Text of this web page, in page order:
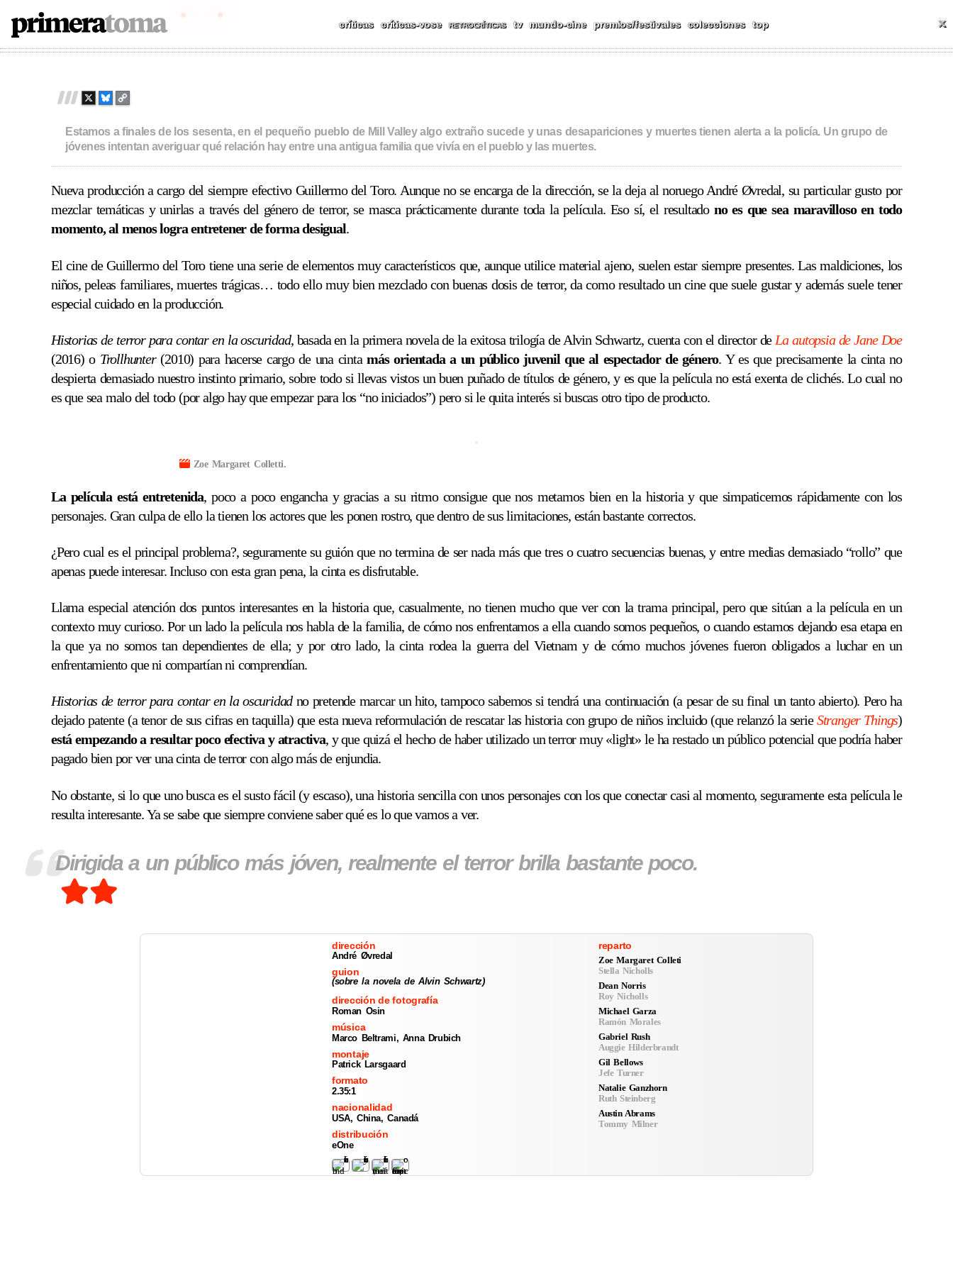
Skip
PRIMERATOMA | CRÍTICAS, REPORTAJES, FESTIVALES Y MÁS
críticas críticas-vose RETROCRÍTICAS tv mundo-cine premios/festivales colecciones top
Scary Stories to Tell in the Dark
B
E
S
K
Y
C
P
L
I
N
K
Estamos a finales de los sesenta, en el pequeño pueblo de Mill Valley algo extraño sucede y unas desapariciones y muertes tienen alerta a la policía. Un grupo de
jóvenes intentan averiguar qué relación hay entre una antigua familia que vivía en el pueblo y las muertes.
Nueva producción a cargo del siempre efectivo Guillermo del Toro. Aunque no se encarga de la dirección, se la deja al noruego André Øvredal, su particular gusto por
mezclar temáticas y unirlas a través del género de terror, se masca prácticamente durante toda la película. Eso sí, el resultado no es que sea maravilloso en todo
momento, al menos logra entretener de forma desigual.
El cine de Guillermo del Toro tiene una serie de elementos muy característicos que, aunque utilice material ajeno, suelen estar siempre presentes. Las maldiciones, los
niños, peleas familiares, muertes trágicas… todo ello muy bien mezclado con buenas dosis de terror, da como resultado un cine que suele gustar y además suele tener
especial cuidado en la producción.
Historias de terror para contar en la oscuridad, basada en la primera novela de la exitosa trilogía de Alvin Schwartz, cuenta con el director de La autopsia de Jane Doe
(2016) o Trollhunter(2010) para hacerse cargo de una cintamás orientada a un público juvenil que al espectador de género. Y es que precisamente la cinta no
despierta demasiado nuestro instinto primario, sobre todo si llevas vistos un buen puñado de títulos de género, y es que la película no está exenta de clichés. Lo cual no
es que sea malo del todo (por algo hay que empezar para los “no iniciados”) pero si le quita interés si buscas otro tipo de producto.
Zoe Margaret Colletti.
La película está entretenida, poco a poco engancha y gracias a su ritmo consigue que nos metamos bien en la historia y que simpaticemos rápidamente con los
personajes. Gran culpa de ello la tienen los actores que les ponen rostro, que dentro de sus limitaciones, están bastante correctos.
¿Pero cual es el principal problema?, seguramente su guión que no termina de ser nada más que tres o cuatro secuencias buenas, y entre medias demasiado “rollo” que
apenas puede interesar. Incluso con esta gran pena, la cinta es disfrutable.
Llama especial atención dos puntos interesantes en la historia que, casualmente, no tienen mucho que ver con la trama principal, pero que sitúan a la película en un
contexto muy curioso. Por un lado la película nos habla de la familia, de cómo nos enfrentamos a ella cuando somos pequeños, o cuando estamos dejando esa etapa en
la que ya no somos tan dependientes de ella; y por otro lado, la cinta rodea la guerra del Vietnam y de cómo muchos jóvenes fueron obligados a luchar en un
enfrentamiento que ni compartían ni comprendían.
Historias de terror para contar en la oscuridadno pretende marcar un hito, tampoco sabemos si tendrá una continuación (a pesar de su final un tanto abierto). Pero ha
dejado patente (a tenor de sus cifras en taquilla) que esta nueva reformulación de rescatar las historia con grupo de niños incluido (que relanzó la serieStranger Things)
está empezando a resultar poco efectiva y atractiva, y que quizá el hecho de haber utilizado un terror muy «light» le ha restado un público potencial que podría haber
pagado bien por ver una cinta de terror con algo más de enjundia.
No obstante, si lo que uno busca es el susto fácil (y escaso), una historia sencilla con unos personajes con los que conectar casi al momento, seguramente esta película le
resulta interesante. Ya se sabe que siempre conviene saber qué es lo que vamos a ver.
Dirigida a un público más jóven, realmente el terror brilla bastante poco.
dirección
André Øvredal
guion
(sobre la novela de Alvin Schwartz)
dirección de fotografía
Roman Osin
música
Marco Beltrami, Anna Drubich
montaje
Patrick Larsgaard
formato
2.35:1
nacionalidad
USA, China, Canadá
distribución
eOne
reparto
Zoe Margaret Colleti
Stella Nicholls
Dean Norris
Roy Nicholls
Michael Garza
Ramón Morales
Gabriel Rush
Auggie Hilderbrandt
Gil Bellows
Jefe Turner
Natalie Ganzhorn
Ruth Steinberg
Austin Abrams
Tommy Milner